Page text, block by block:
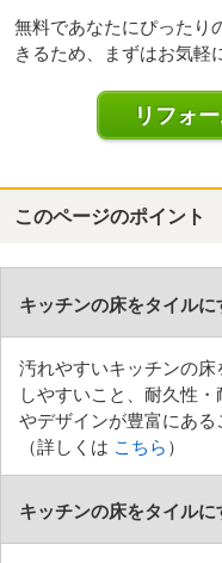
無料であなたにぴったり
きるため、まずはお気軽
リフォ
このページのポイント
キッチンの床をタイルに
汚れやすいキッチンの
しやすいこと、耐久性
やデザインが豊富にある
（詳しくは こちら ）
キッチンの床をタイル